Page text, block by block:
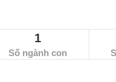
1
Số ngành con